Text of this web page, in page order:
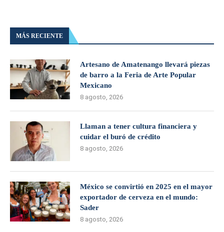
MÁS RECIENTE
Artesano de Amatenango llevará piezas
de barro a la Feria de Arte Popular
Mexicano
8 agosto, 2026
Llaman a tener cultura financiera y
cuidar el buró de crédito
8 agosto, 2026
México se convirtió en 2025 en el mayor
exportador de cerveza en el mundo:
Sader
8 agosto, 2026